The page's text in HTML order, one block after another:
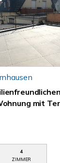
mit
4
ZIMMER